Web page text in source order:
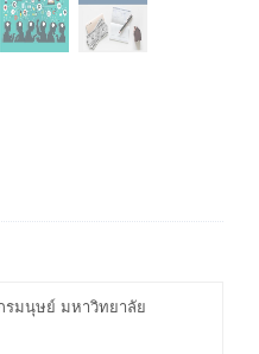
มนุษย์ มหาวิทยาลัย